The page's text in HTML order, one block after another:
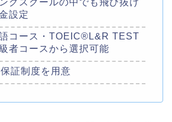
設定
コース・TOEIC®L&R TEST
者コースから選択可能
証制度を用意